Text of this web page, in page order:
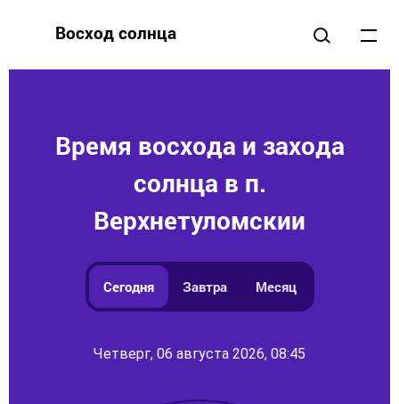
Восход солнца
Время восхода и захода
солнца в п.
Верхнетуломскии
Сегодня Завтра Месяц
Четверг, 06 августа 2026, 08:45